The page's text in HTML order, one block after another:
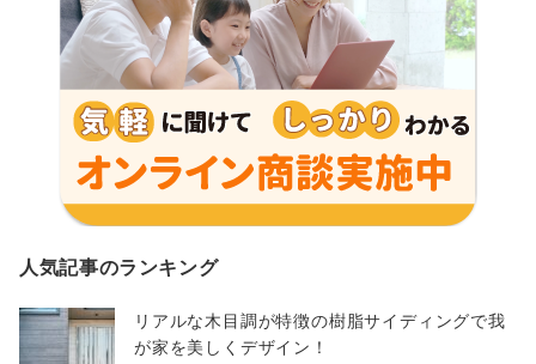
人気記事のランキング
リアルな木目調が特徴の樹脂サイディングで我
が家を美しくデザイン！